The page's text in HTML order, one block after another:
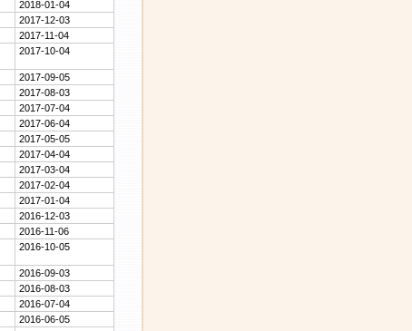
2018-01-04
2017-12-03
2017-11-04
2017-10-04
2017-09-05
2017-08-03
2017-07-04
2017-06-04
2017-05-05
2017-04-04
2017-03-04
2017-02-04
2017-01-04
2016-12-03
2016-11-06
2016-10-05
2016-09-03
2016-08-03
2016-07-04
2016-06-05